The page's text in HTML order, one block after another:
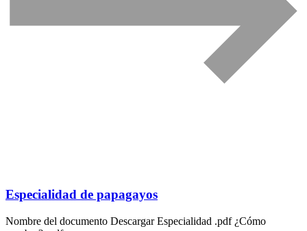
Especialidad de papagayos
Nombre del documento Descargar Especialidad .pdf ¿Cómo